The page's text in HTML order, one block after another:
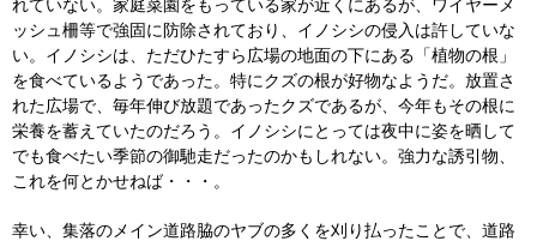
れていない。家庭菜園をもっている家が近くにあるが、ワイヤーメ
ッシュ柵等で強固に防除されており、イノシシの侵入は許していな
い。イノシシは、ただひたすら広場の地面の下にある「植物の根」
を食べているようであった。特にクズの根が好物なようだ。放置さ
れた広場で、毎年伸び放題であったクズであるが、今年もその根に
栄養を蓄えていたのだろう。イノシシにとっては夜中に姿を晒して
でも食べたい季節の御馳走だったのかもしれない。強力な誘引物、
これを何とかせねば・・・。
幸い、集落のメイン道路脇のヤブの多くを刈り払ったことで、道路